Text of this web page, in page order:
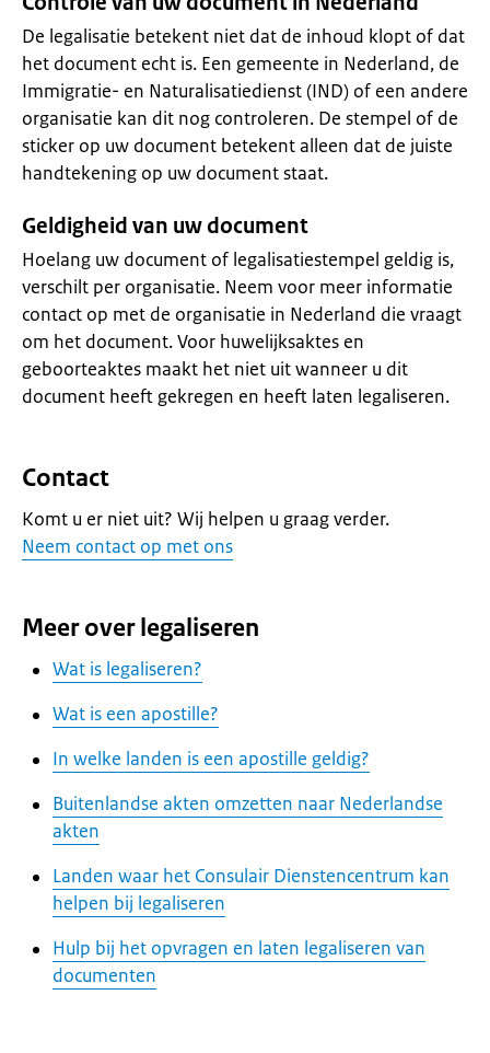
De legalisatie betekent niet dat de inhoud klopt of dat
het document echt is. Een gemeente in Nederland, de
Immigratie- en Naturalisatiedienst (IND) of een andere
organisatie kan dit nog controleren. De stempel of de
sticker op uw document betekent alleen dat de juiste
handtekening op uw document staat.
Geldigheid van uw document
Hoelang uw document of legalisatiestempel geldig is,
verschilt per organisatie. Neem voor meer informatie
contact op met de organisatie in Nederland die vraagt
om het document. Voor huwelijksaktes en
geboorteaktes maakt het niet uit wanneer u dit
document heeft gekregen en heeft laten legaliseren.
Contact
Komt u er niet uit? Wij helpen u graag verder.
Neem contact op met ons
Meer over legaliseren
Wat is legaliseren?
Wat is een apostille?
In welke landen is een apostille geldig?
Buitenlandse akten omzetten naar Nederlandse
akten
Landen waar het Consulair Dienstencentrum kan
helpen bij legaliseren
Hulp bij het opvragen en laten legaliseren van
documenten